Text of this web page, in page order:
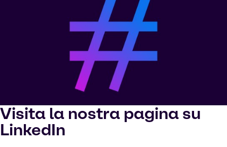
Visita la nostra pagina su
LinkedIn